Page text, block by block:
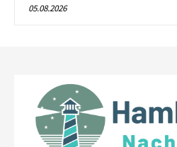
05.08.2026